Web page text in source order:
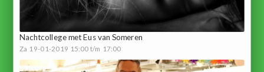
Nachtcollege met Eus van Someren
Za 19-01-2019 15:00 t/m 17:00